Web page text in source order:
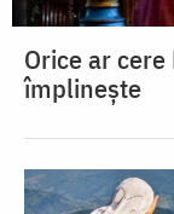
Orice ar
împlinește